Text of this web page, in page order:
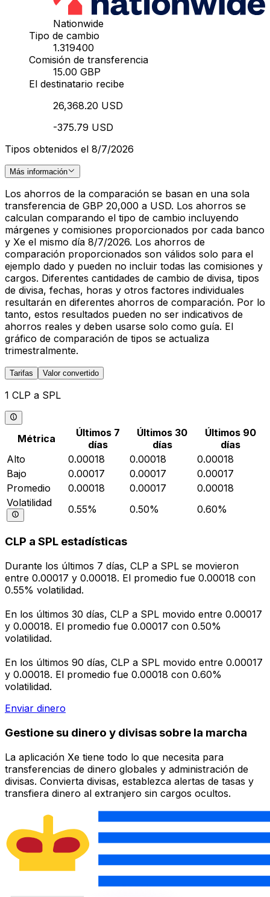
Nationwide
Tipo de cambio
1.319400
Comisión de transferencia
15.00 GBP
El destinatario recibe
26,368.20 USD
-375.79 USD
Tipos obtenidos el 8/7/2026
Más información
Los ahorros de la comparación se basan en una sola
transferencia de GBP 20,000 a USD. Los ahorros se
calculan comparando el tipo de cambio incluyendo
márgenes y comisiones proporcionados por cada banco
y Xe el mismo día 8/7/2026. Los ahorros de
comparación proporcionados son válidos solo para el
ejemplo dado y pueden no incluir todas las comisiones y
cargos. Diferentes cantidades de cambio de divisa, tipos
de divisa, fechas, horas y otros factores individuales
resultarán en diferentes ahorros de comparación. Por lo
tanto, estos resultados pueden no ser indicativos de
ahorros reales y deben usarse solo como guía. El
gráfico de comparación de tipos se actualiza
trimestralmente.
Tarifas Valor convertido
1 CLP a SPL
Métrica
Últimos 7
días
Últimos 30
días
Últimos 90
días
Alto
0.00018 0.00018
0.00018
Bajo
0.00017 0.00017
0.00017
Promedio
0.00018 0.00017
0.00018
Volatilidad
0.55% 0.50% 0.60%
CLP a SPL estadísticas
Durante los últimos 7 días, CLP a SPL se movieron
entre 0.00017 y 0.00018. El promedio fue 0.00018 con
0.55% volatilidad.
En los últimos 30 días, CLP a SPL movido entre 0.00017
y 0.00018. El promedio fue 0.00017 con 0.50%
volatilidad.
En los últimos 90 días, CLP a SPL movido entre 0.00017
y 0.00018. El promedio fue 0.00018 con 0.60%
volatilidad.
Enviar dinero
Gestione su dinero y divisas sobre la marcha
La aplicación Xe tiene todo lo que necesita para
transferencias de dinero globales y administración de
divisas. Convierta divisas, establezca alertas de tasas y
transfiera dinero al extranjero sin cargos ocultos.